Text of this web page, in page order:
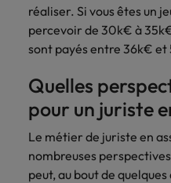
réaliser. Si vous êtes un
percevoir de 30k€ à
sont payés entre 36k€
Quelles
pour un juriste
Le métier de juriste en
nombreuses
peut, au bout de